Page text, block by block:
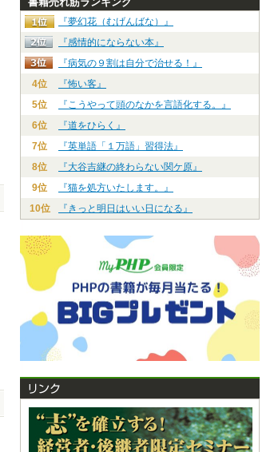
『夢幻花（むげんばな）』
『感情的にならない本』
『病気の９割は自分で治せる！』
4位
『怖い客』
5位
『こうやって頭のなかを言語化する。』
6位
『道をひらく』
7位
『英単語「１万語」習得法』
8位
『大谷吉継の終わらない関ケ原』
9位
『猫を処方いたします。』
10位
『きっと明日はいい日になる』